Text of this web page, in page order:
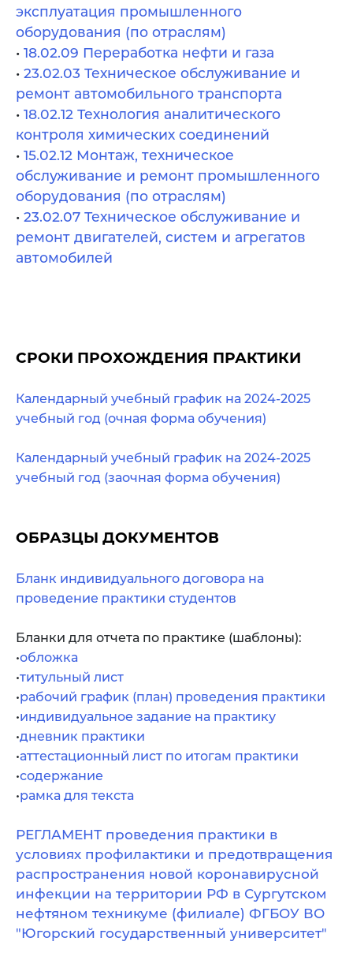
эксплуатация промышленного
оборудования (по отраслям)
• 18.02.09 Переработка нефти и газа
• 23.02.03 Техническое обслуживание и
ремонт автомобильного транспорта
• 18.02.12 Технология аналитического
контроля химических соединений
• 15.02.12 Монтаж, техническое
обслуживание и ремонт промышленного
оборудования (по отраслям)
• 23.02.07 Техническое обслуживание и
ремонт двигателей, систем и агрегатов
автомобилей
СРОКИ ПРОХОЖДЕНИЯ ПРАКТИКИ
Календарный учебный график на 2024-2025
учебный год (очная форма обучения)
Календарный учебный график на 2024-2025
учебный год (заочная форма обучения)
ОБРАЗЦЫ ДОКУМЕНТОВ
Бланк индивидуального договора на
проведение практики студентов
Бланки для отчета по практике (шаблоны):
•обложка
•титульный лист
•рабочий график (план) проведения практики
•индивидуальное задание на практику
•дневник практики
•аттестационный лист по итогам практики
•содержание
•рамка для текста
РЕГЛАМЕНТ проведения практики в
условиях профилактики и предотвращения
распространения новой коронавирусной
инфекции на территории РФ в Сургутском
нефтяном техникуме (филиале) ФГБОУ ВО
"Югорский государственный университет"